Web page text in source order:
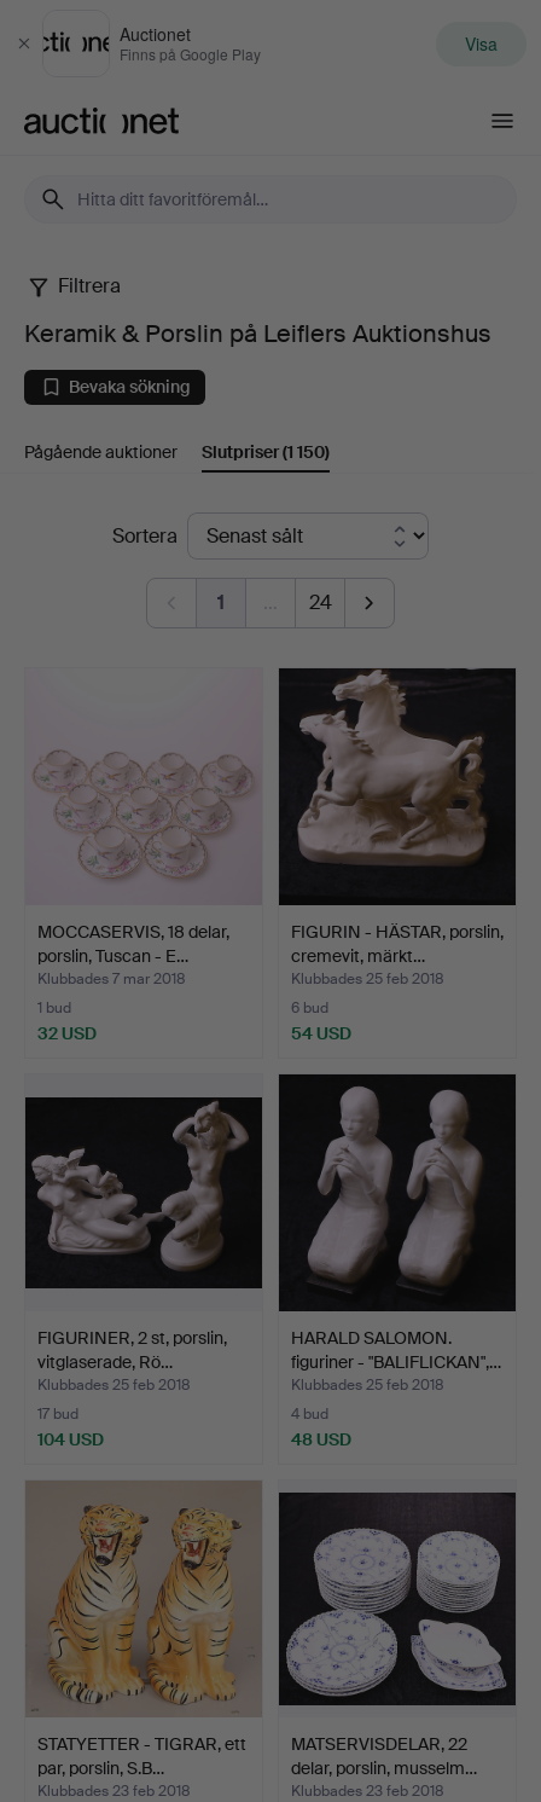
Stäng
Auctionet
Finns på Google Play Visa
Keramik
Porslin
på
Leiflers
Auktionshus
Filtrera
Keramik & Porslin på Leiflers Auktionshus
Bevaka sökning
Pågående auktioner Slutpriser(1 150)
SlutpriserSortera
1 … 24
MOCCASERVIS, 18 delar,
porslin, Tuscan - E…
Klubbades 7 mar 2018
1 bud
32 USD
FIGURIN - HÄSTAR, porslin,
cremevit, märkt…
Klubbades 25 feb 2018
6 bud
54 USD
FIGURINER, 2 st, porslin,
vitglaserade, Rö…
Klubbades 25 feb 2018
17 bud
104 USD
HARALD SALOMON.
figuriner - "BALIFLICKAN",…
Klubbades 25 feb 2018
4 bud
48 USD
STATYETTER - TIGRAR, ett
par, porslin, S.B…
Klubbades 23 feb 2018
MATSERVISDELAR, 22
delar, porslin, musselm…
Klubbades 23 feb 2018